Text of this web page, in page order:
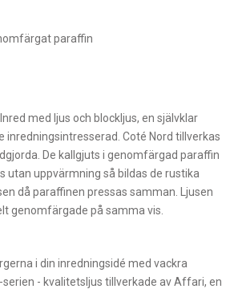
paraffin
med ljus och blockljus, en självklar
inredningsintresserad. Coté Nord tillverkas
De kallgjuts i genomfärgad paraffin
utan uppvärmning så bildas de rustika
då paraffinen pressas samman. Ljusen
genomfärgade på samma vis.
i din inredningsidé med vackra
- kvalitetsljus tillverkade av Affari, en